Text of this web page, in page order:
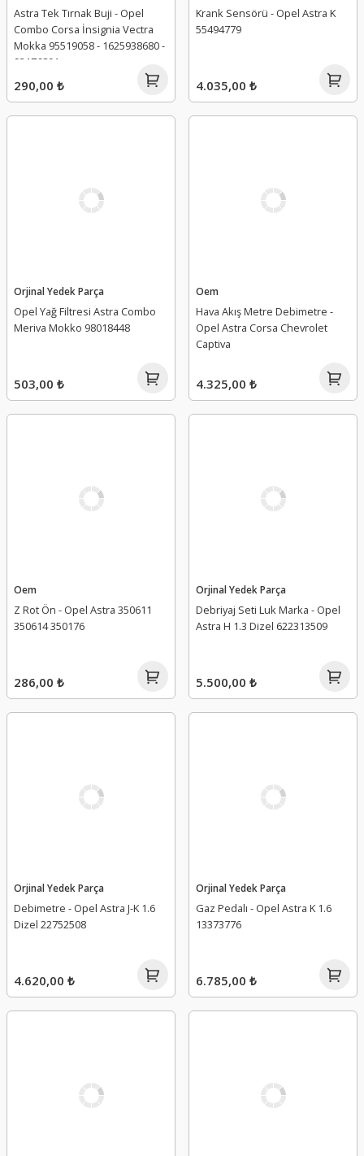
Astra Tek Tırnak Buji - Opel
Combo Corsa İnsignia Vectra
Mokka 95519058 - 1625938680 -
93176801
290,00 ₺
Krank Sensörü - Opel Astra K
55494779
4.035,00 ₺
Orjinal Yedek Parça
Opel Yağ Filtresi Astra Combo
Meriva Mokko 98018448
503,00 ₺
Oem
Hava Akış Metre Debimetre -
Opel Astra Corsa Chevrolet
Captiva
4.325,00 ₺
Oem
Z Rot Ön - Opel Astra 350611
350614 350176
286,00 ₺
Orjinal Yedek Parça
Debriyaj Seti Luk Marka - Opel
Astra H 1.3 Dizel 622313509
5.500,00 ₺
Orjinal Yedek Parça
Debimetre - Opel Astra J-K 1.6
Dizel 22752508
4.620,00 ₺
Orjinal Yedek Parça
Gaz Pedalı - Opel Astra K 1.6
13373776
6.785,00 ₺